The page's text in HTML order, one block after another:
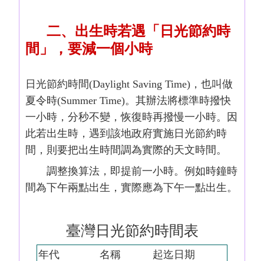
二、出生時若遇「日光節約時
間」，要減一個小時
日光節約時間(Daylight Saving Time)，也叫做
夏令時(Summer Time)。其辦法將標準時撥快
一小時，分秒不變，恢復時再撥慢一小時。因
此若出生時，遇到該地政府實施日光節約時
間，則要把出生時間調為實際的天文時間。
調整換算法，即提前一小時。例如時鐘時
間為下午兩點出生，實際應為下午一點出生。
臺灣日光節約時間表
年代 名稱
起迄日期